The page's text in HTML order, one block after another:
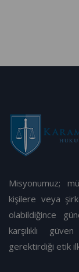
Misyonumuz;
kişilere veya
olabildiğince
karşılıklı
gerektirdiği etik